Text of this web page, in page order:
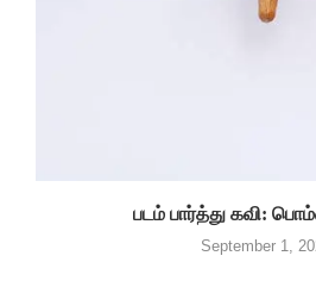
படம் பார்த்து கவி:
September 1,